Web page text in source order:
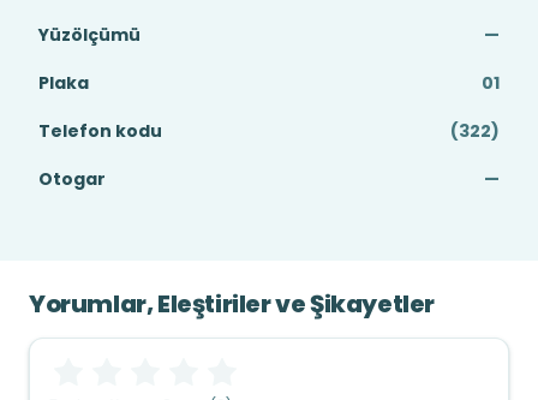
Yüzölçümü
—
Plaka
01
Telefon kodu
(322)
Otogar
—
Yorumlar, Eleştiriler ve Şikayetler